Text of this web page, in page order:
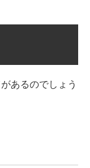
あるのでしょう